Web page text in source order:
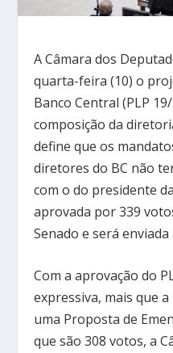
A Câmara dos
quarta-feira (10) o
Banco Central (PLP
composição da
define que os
diretores do BC não
com o do presidente
aprovada por 339
Senado e será
Com a aprovação do
expressiva, mais que
uma Proposta de
que são 308 votos, a